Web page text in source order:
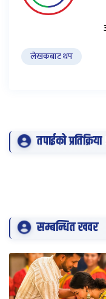
लेखकबाट थप
तपाईको
सम्बन्धित खवर